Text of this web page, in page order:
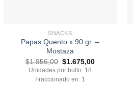
SNACKS
Papas Quento x 90 gr. –
Mostaza
$1.956,00 El
precio
original
era:
$1.675,00El
Unidades por bulto: 18
Fraccionado en: 1